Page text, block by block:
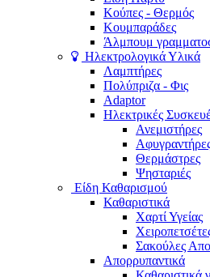
Κούπες - Θερμός
Κουμπαράδες
Άλμπουμ
Ηλεκτρολογικά Υλικά
Λαμπτήρες
Πολύπριζα - Φις
Adaptor
Ηλεκτρικές
Ανεμιστήρες
Θερμάστρες
Ψησταριές
Είδη Καθαρισμού
Καθαριστικά
Χαρτί Υγείας
Σακούλες
Απορρυπαντικά